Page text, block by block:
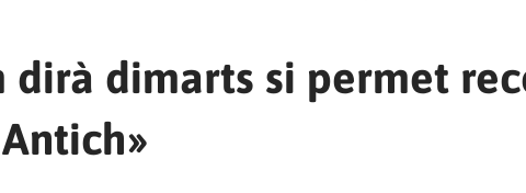
dirà dimarts si permet